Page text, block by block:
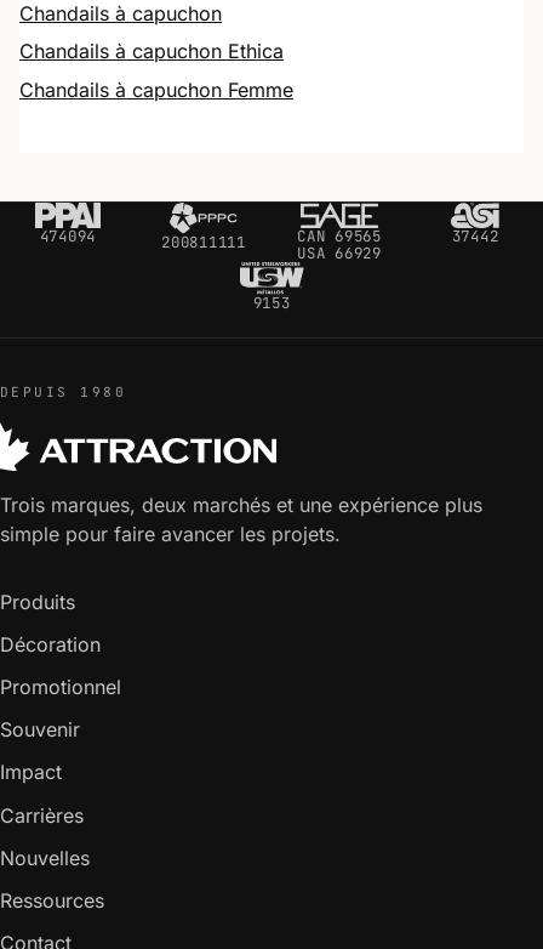
Chandails à capuchon
Chandails à capuchon Ethica
Chandails à capuchon Femme
474094 200811111
CAN 69565
USA 66929
37442
9153
DEPUIS 1980
Trois marques, deux marchés et une expérience plus
simple pour faire avancer les projets.
Produits
Décoration
Promotionnel
Souvenir
Impact
Carrières
Nouvelles
Ressources
Contact